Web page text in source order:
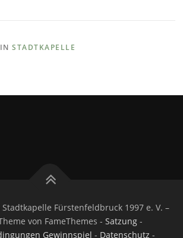
INSTADTKAPELLE
Fürstenfeldbruck 1997 e. V. –
von FameThemes - Satzung-
Gewinnspiel - Datenschutz -